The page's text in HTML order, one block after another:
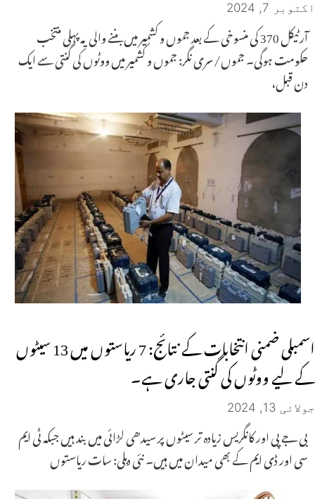
اکتوبر 7, 2024
آرٹیکل 370 کی منسوخی کے بعد جموں و کشمیر میں بننے والی یہ پہلی منتخب
حکومت ہوگی۔ جموں/سری نگر: جموں و کشمیر میں ووٹوں کی گنتی سے ایک
دن قبل،
اسمبلی ضمنی انتخابات کے نتائج: 7 ریاستوں میں 13 سیٹوں
کے لیے ووٹوں کی گنتی جاری ہے۔
جولائی 13, 2024
بی جے پی اور کانگریس زیادہ تر سیٹوں پر سیدھی لڑائی میں بند ہیں جبکہ ٹی ایم
سی اور ڈی ایم کے بھی میدان میں ہیں۔ نئی دہلی: سات ریاستوں